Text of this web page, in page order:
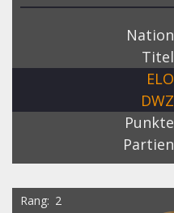
Nation
Titel
ELO
DWZ
Punkte
Partien
Rang 2